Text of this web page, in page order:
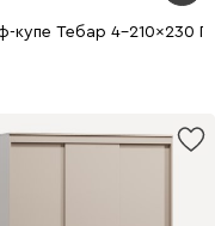
без зеркал
купе Тебар 4-210x230